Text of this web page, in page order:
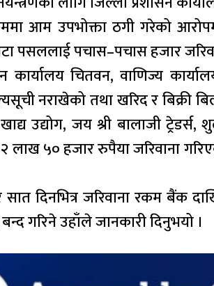
आम उपभोक्ता ठगी गरेको
पसललाई पचास–पचास हजार
कार्यालय चितवन, वाणिज्य
नराखेको तथा खरिद र बिक्री
खाद्य उद्योग, जय श्री बालाजी
लाख ५० हजार रुपैया जरिवाना
सात दिनभित्र जरिवाना रकम बैंक
गरिने उहाँले जानकारी दिनुभयो ।